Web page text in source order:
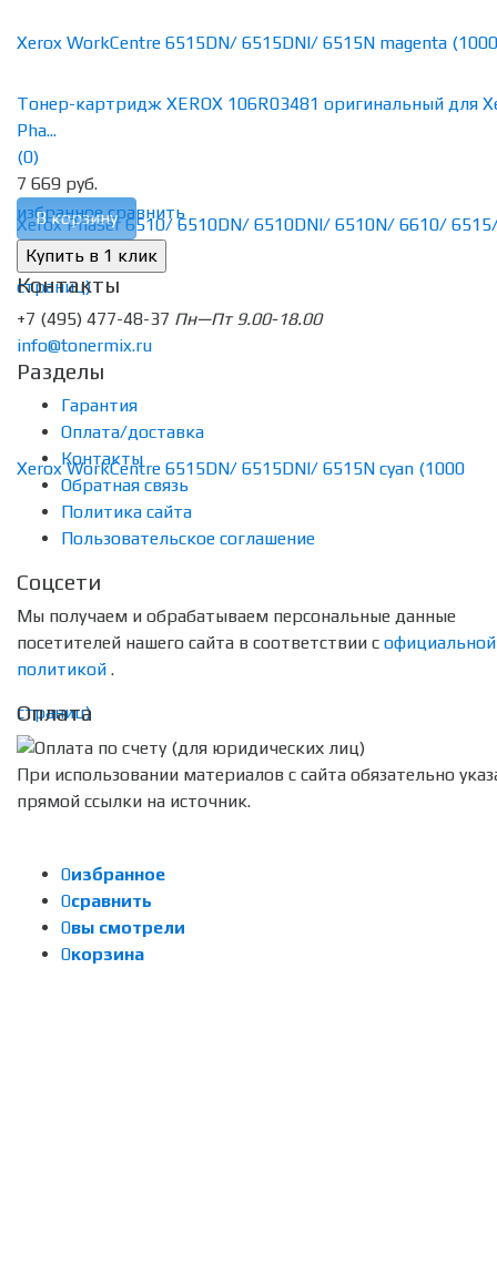
избранное сравнить
Тонер-картридж XEROX 106R03481 оригинальный для
Pha...
(0)
7 669 руб.
В корзину
Контакты
+7 (495) 477-48-37 Пн—Пт 9.00-18.00
info@tonermix.ru
Разделы
Гарантия
Оплата/доставка
Контакты
Обратная связь
Политика сайта
Пользовательское соглашение
Соцсети
Мы получаем и обрабатываем персональные данные
посетителей нашего сайта в соответствии с официальной
политикой .
Оплата
При использовании материалов с сайта обязательно
прямой ссылки на источник.
0избранное
0сравнить
0вы смотрели
0корзина